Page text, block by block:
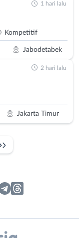
Kompetitif
Jabodetabek
1 hari lalu
Jakarta Timur
2 hari lalu